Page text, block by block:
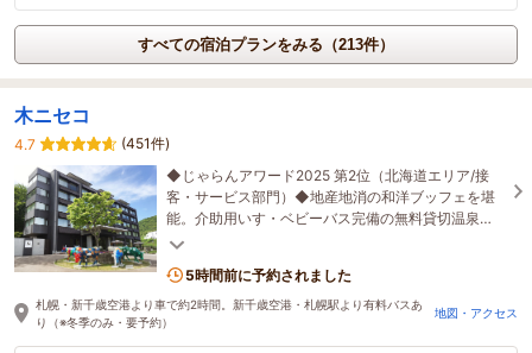
すべての宿泊プランをみる（213件）
木ニセコ
4.7
(451件)
◆じゃらんアワード2025 第2位（北海道エリア/接
客・サービス部門）◆地産地消の和洋ブッフェを堪
能。介助用いす・ベビーバス完備の無料貸切温泉
で、大人からお子様まで癒しの時間をお過ごしくだ
5時間前に予約されました
札幌・新千歳空港より車で約2時間。新千歳空港・札幌駅より有料バスあ
り（※冬季のみ・要予約）
地図・アクセス